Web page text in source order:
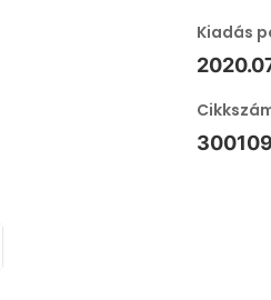
Kiadás